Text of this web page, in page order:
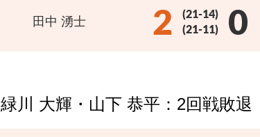
田中 湧士 2
(21-14)
(21-11)
0
緑川 大輝・山下 恭平：2回戦敗退